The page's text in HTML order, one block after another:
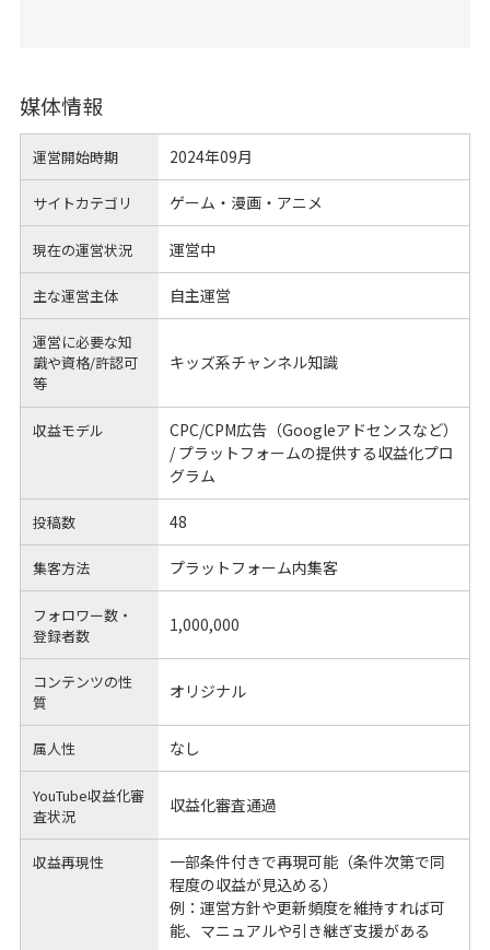
媒体情報
運営開始時期 2024年09月
サイトカテゴリ ゲーム・漫画・アニメ
現在の運営状況 運営中
主な運営主体 自主運営
運営に必要な知
識や資格/許認可
等
キッズ系チャンネル知識
収益モデル
CPC/CPM広告（Googleアドセンスなど）
/ プラットフォームの提供する収益化プロ
グラム
投稿数 48
集客方法 プラットフォーム内集客
フォロワー数・
登録者数
1,000,000
コンテンツの性
質
オリジナル
属人性 なし
YouTube収益化審
査状況
収益化審査通過
収益再現性
一部条件付きで再現可能（条件次第で同
程度の収益が見込める）
例：運営方針や更新頻度を維持すれば可
能、マニュアルや引き継ぎ支援がある